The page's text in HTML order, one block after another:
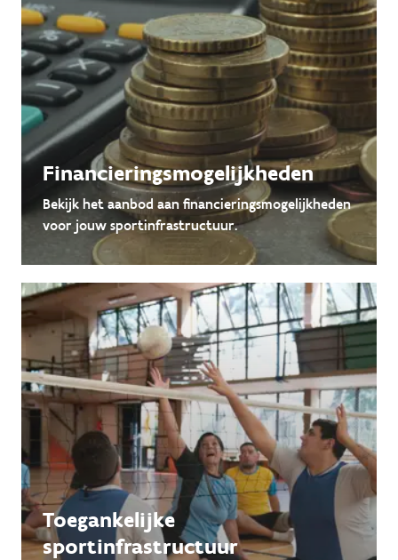
Financieringsmogelijkheden
Bekijk het aanbod aan financieringsmogelijkheden
voor jouw sportinfrastructuur.
Toegankelijke
sportinfrastructuur